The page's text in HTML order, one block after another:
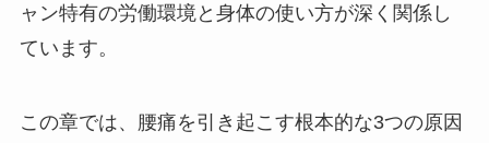
ャン特有の労働環境と身体の使い方が深く関係し
ています。
この章では、腰痛を引き起こす根本的な3つの原因